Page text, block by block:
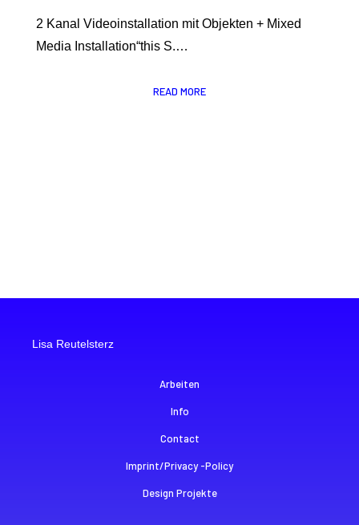
2 Kanal Videoinstallation mit Objekten + Mixed
Media Installation“this S.…
READ MORE
Lisa Reutelsterz
Arbeiten
Info
Contact
Imprint/Privacy -Policy
Design Projekte